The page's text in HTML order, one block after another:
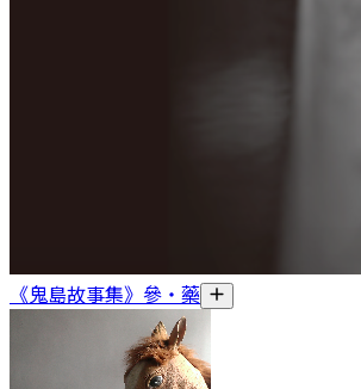
《鬼島故事集》參・藥